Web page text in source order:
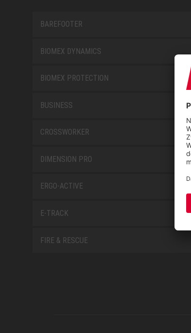
BAREFOOTER
BIOMEX DYNAMICS
BIOMEX PROTECTION
BUSINESS
CROSSWORKER
DIMENSION PRO
ERGO-ACTIVE
E-TRACK
FIRE & RESCUE